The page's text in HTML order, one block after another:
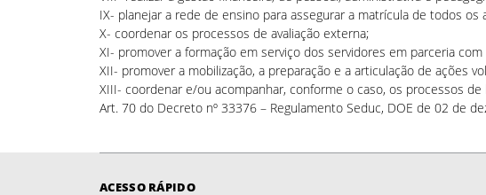
IX- planejar a rede de ensino para assegurar a matrícula de todos
X- coordenar os processos de avaliação externa;
XI- promover a formação em serviço dos servidores em parceria
XII- promover a mobilização, a preparação e a articulação de ações
XIII- coordenar e/ou acompanhar, conforme o caso, os processos
Art. 70 do Decreto nº 33376 – Regulamento Seduc, DOE de 02 de
ACESSO RÁPIDO